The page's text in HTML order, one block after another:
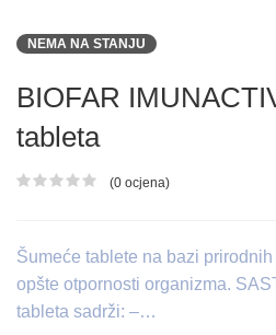
NEMA NA STANJU
BIOFAR
tableta
Ocjena proizvoda
(0 ocjena)
Šumeće tablete na bazi
opšte otpornosti organizma.
tableta sadrži: –…